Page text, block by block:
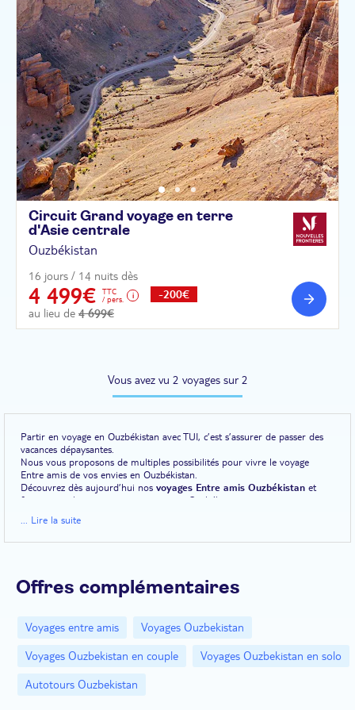
Circuit Grand voyage en terre
d'Asie centrale
Ouzbékistan
16 jours / 14 nuits dès
4 499€
TTC
/ pers.
au lieu de 4 699€
-200€
Vous avez vu 2 voyages sur 2
Partir en voyage en Ouzbékistan avec TUI, c’est s’assurer de passer des
vacances dépaysantes.
Nous vous proposons de multiples possibilités pour vivre le voyage
Entre amis de vos envies en Ouzbékistan.
Découvrez dès aujourd’hui nos voyages Entre amis Ouzbékistan et
faites vos valises pour votre voyage en Ouzbékistan.
... Lire la suite
Offres complémentaires
Voyages entre amis
Voyages Ouzbekistan
Voyages Ouzbekistan en couple
Voyages Ouzbekistan en solo
Autotours Ouzbekistan